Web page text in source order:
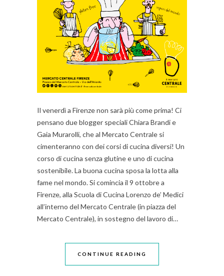
Il venerdì a Firenze non sarà più come prima! Ci
pensano due blogger speciali Chiara Brandi e
Gaia Murarolli, che al Mercato Centrale si
cimenteranno con dei corsi di cucina diversi! Un
corso di cucina senza glutine e uno di cucina
sostenibile. La buona cucina sposa la lotta alla
fame nel mondo. Si comincia il 9 ottobre a
Firenze, alla Scuola di Cucina Lorenzo de’ Medici
all’interno del Mercato Centrale (in piazza del
Mercato Centrale), in sostegno del lavoro di…
CONTINUE READING